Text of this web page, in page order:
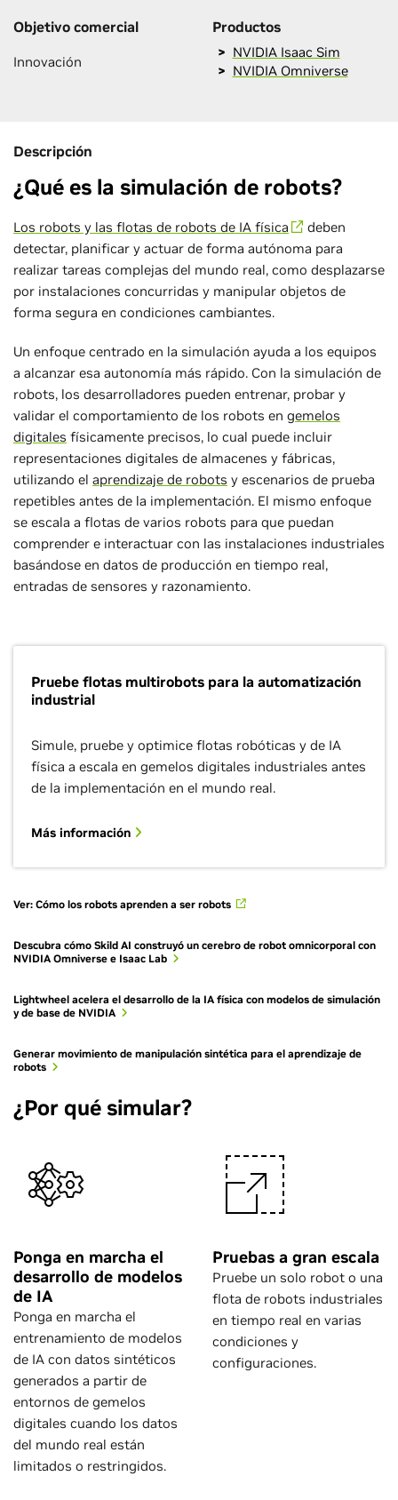
Objetivo comercial
Innovación
Productos
NVIDIA Isaac Sim
NVIDIA Omniverse
Descripción
¿Qué es la simulación de robots?
Los robots y las flotas de robots de IA física
deben
detectar, planificar y actuar de forma autónoma para
realizar tareas complejas del mundo real, como desplazarse
por instalaciones concurridas y manipular objetos de
forma segura en condiciones cambiantes.
Un enfoque centrado en la simulación ayuda a los equipos
a alcanzar esa autonomía más rápido. Con la simulación de
robots, los desarrolladores pueden entrenar, probar y
validar el comportamiento de los robots en gemelos
digitales físicamente precisos, lo cual puede incluir
representaciones digitales de almacenes y fábricas,
utilizando el aprendizaje de robots y escenarios de prueba
repetibles antes de la implementación. El mismo enfoque
se escala a flotas de varios robots para que puedan
comprender e interactuar con las instalaciones industriales
basándose en datos de producción en tiempo real,
entradas de sensores y razonamiento.
Pruebe flotas multirobots para la automatización
industrial
Simule, pruebe y optimice flotas robóticas y de IA
física a escala en gemelos digitales industriales antes
de la implementación en el mundo real.
Más información
Ver: Cómo los robots aprenden a ser robots
Descubra cómo Skild AI construyó un cerebro de robot omnicorporal con
NVIDIA Omniverse e Isaac Lab
Lightwheel acelera el desarrollo de la IA física con modelos de simulación
y de base de NVIDIA
Generar movimiento de manipulación sintética para el aprendizaje de
robots
¿Por qué simular?
Ponga en marcha el
desarrollo de modelos
de IA
Ponga en marcha el
entrenamiento de modelos
de IA con datos sintéticos
generados a partir de
entornos de gemelos
digitales cuando los datos
del mundo real están
limitados o restringidos.
Pruebas a gran escala
Pruebe un solo robot o una
flota de robots industriales
en tiempo real en varias
condiciones y
configuraciones.